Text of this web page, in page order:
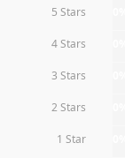
5 Stars
4 Stars
3 Stars
2 Stars
1 Star